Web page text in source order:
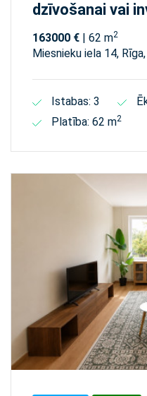
dzīvošanai vai
163000 € | 62 m2
Miesnieku iela 14,
Istabas: 3
Platība: 62 m2